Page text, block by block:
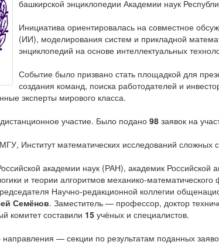
башкирской энциклопедии Академии наук
Инициатива ориентировалась на совместное
(ИИ), моделирования систем и прикладной
энциклопедий на основе интеллектуальных
Событие было призвано стать площадкой для
создания команд, поиска работодателей и
эксперты мирового класса.
участие. Было подано 98 заявок на
Институт математических исследований
академии наук (РАН), академик
и теории алгоритмов механико-
Научно-редакционной коллегии
Семёнов. Заместитель — профессор, доктор
комитет составили 15 учёных и специалистов.
— секции по результатам поданных